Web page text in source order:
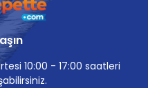
10:00 - 17:00 saatleri